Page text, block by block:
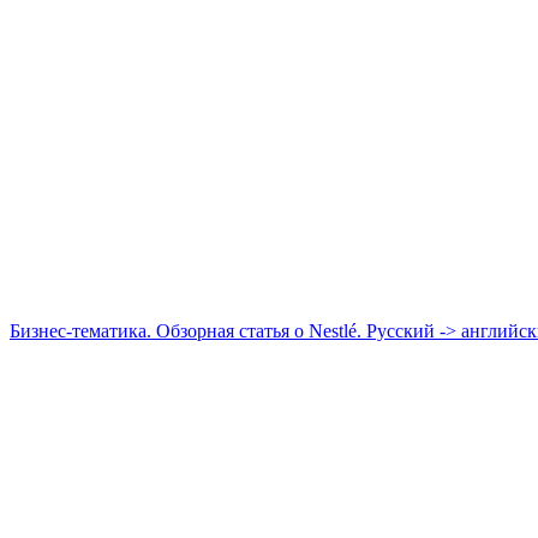
Бизнес-тематика. Обзорная статья о Nestlé. Русский ->